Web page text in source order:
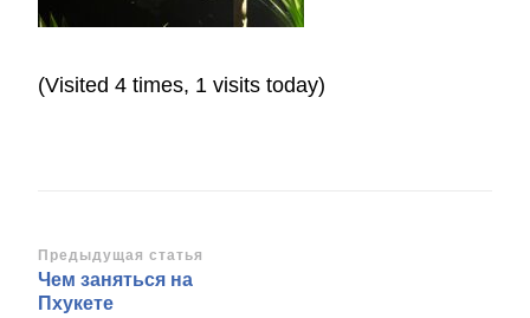
(Visited 4 times, 1 visits today)
Навигация
по
Предыдущая статья
Чем заняться на
Пхукете